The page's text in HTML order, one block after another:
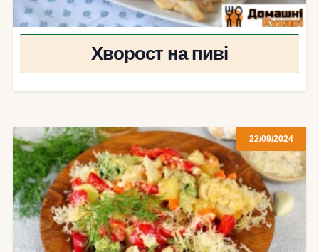
Хворост на пиві
22/09/2024